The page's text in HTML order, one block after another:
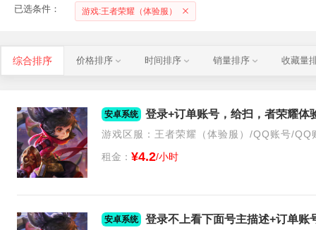
已选条件： 游戏:王者荣耀（体验服）
综合排序 价格排序 时间排序 销量排序 收藏量
安卓系统
游戏区服：王者荣耀（体验服）/QQ账号/QQ
租金： ¥4.2/小时
安卓系统